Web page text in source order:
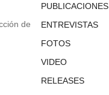
de
PUBLICACIONES
ENTREVISTAS
FOTOS
VIDEO
RELEASES